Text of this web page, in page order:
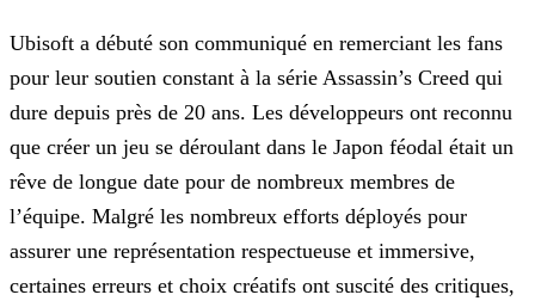
Ubisoft a débuté son communiqué en remerciant les fans
pour leur soutien constant à la série Assassin’s Creed qui
dure depuis près de 20 ans. Les développeurs ont reconnu
que créer un jeu se déroulant dans le Japon féodal était un
rêve de longue date pour de nombreux membres de
l’équipe. Malgré les nombreux efforts déployés pour
assurer une représentation respectueuse et immersive,
certaines erreurs et choix créatifs ont suscité des critiques,